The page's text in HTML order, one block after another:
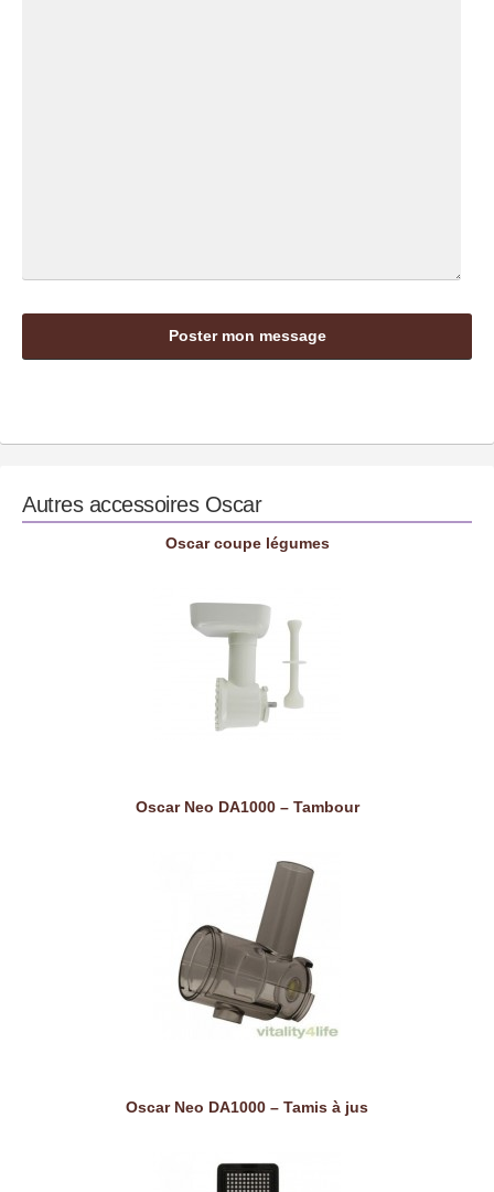
Autres accessoires Oscar
Oscar coupe légumes
Oscar Neo DA1000 – Tambour
Oscar Neo DA1000 – Tamis à jus